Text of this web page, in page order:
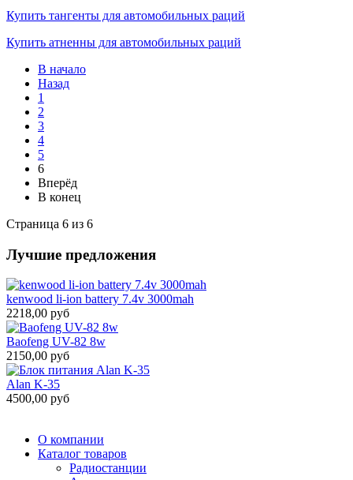
Купить тангенты для автомобильных раций
Купить атненны для автомобильных раций
В начало
Назад
1
2
3
4
5
6
Вперёд
В конец
Страница 6 из 6
Лучшие предложения
kenwood li-ion battery 7.4v 3000mah
2218,00 руб
Baofeng UV-82 8w
2150,00 руб
Alan K-35
4500,00 руб
О компании
Каталог товаров
Радиостанции